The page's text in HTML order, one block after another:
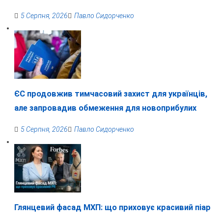
5 Серпня, 2026 Павло Сидорченко
ЄС продовжив тимчасовий захист для українців,
але запровадив обмеження для новоприбулих
5 Серпня, 2026 Павло Сидорченко
Глянцевий фасад МХП: що приховує красивий піар